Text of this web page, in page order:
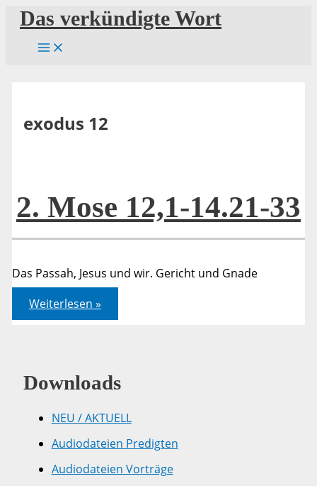
Zum
Inhalt
springen
Das verkündigte Wort
exodus 12
2. Mose 12,1-14.21-33
Das Passah, Jesus und wir. Gericht und Gnade
2.
Mose
12,1-
Weiterlesen »
Downloads
NEU / AKTUELL
Audiodateien Predigten
Audiodateien Vorträge